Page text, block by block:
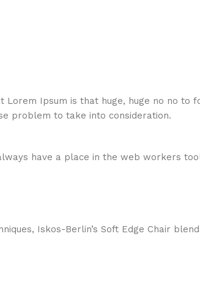
Ipsum is that huge, huge no no
problem to take into consideration.
have a place in the web workers
Iskos-Berlin’s Soft Edge Chair